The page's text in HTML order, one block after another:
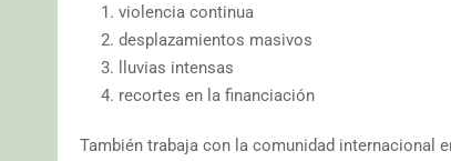
violencia continua
desplazamientos masivos
lluvias intensas
recortes en la financiación
También trabaja con la comunidad internacional